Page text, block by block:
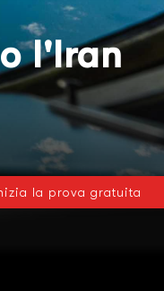
l'Iran
la prova gratuita